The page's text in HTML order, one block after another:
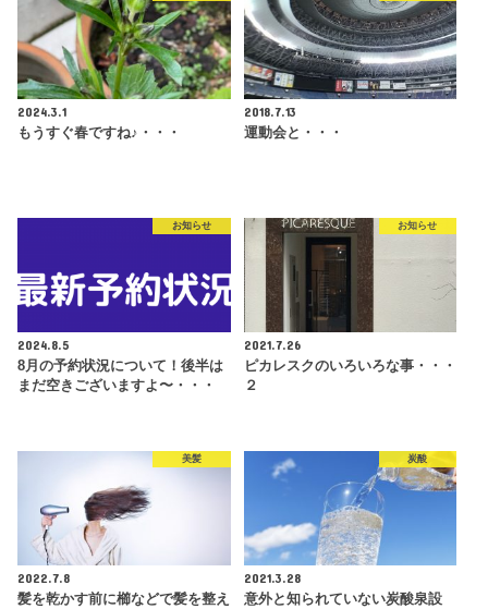
2024.3.1
もうすぐ春ですね♪・・・
2018.7.13
運動会と・・・
お知らせ
2024.8.5
8月の予約状況について！後半は
まだ空きございますよ〜・・・
お知らせ
2021.7.26
ピカレスクのいろいろな事・・・
２
美髪
2022.7.8
髪を乾かす前に櫛などで髪を整え
炭酸
2021.3.28
意外と知られていない炭酸泉設